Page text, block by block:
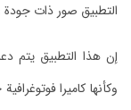
التطبيق صور ذات جودة
إن هذا التطبيق يتم
وكأنها كاميرا